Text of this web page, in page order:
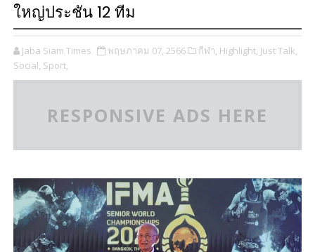
ใหญ่ประชัน 12 ทีม
Jaba Siam Times พฤษภาคม 07, 2566 กีฬา, Highlight, Just Talk,
Social, Sport,
RESPONSIVE ADS HERE